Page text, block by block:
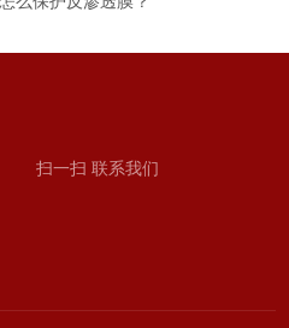
扫一扫 联系我们